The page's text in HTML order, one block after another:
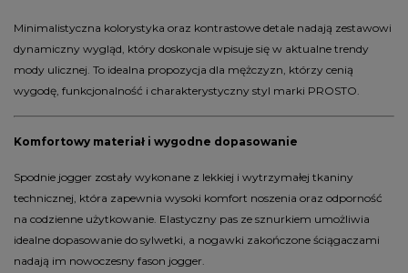
Minimalistyczna kolorystyka oraz kontrastowe detale nadają zestawowi
dynamiczny wygląd, który doskonale wpisuje się w aktualne trendy
mody ulicznej. To idealna propozycja dla mężczyzn, którzy cenią
wygodę, funkcjonalność i charakterystyczny styl marki PROSTO.
Komfortowy materiał i wygodne dopasowanie
Spodnie jogger zostały wykonane z lekkiej i wytrzymałej tkaniny
technicznej, która zapewnia wysoki komfort noszenia oraz odporność
na codzienne użytkowanie. Elastyczny pas ze sznurkiem umożliwia
idealne dopasowanie do sylwetki, a nogawki zakończone ściągaczami
nadają im nowoczesny fason jogger.